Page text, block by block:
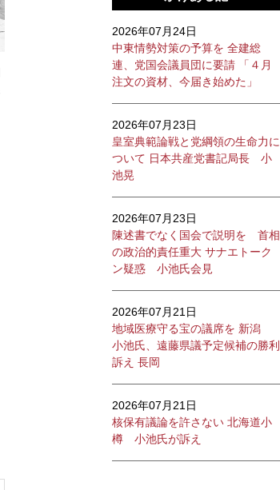
2026年07月24日
中東情勢対策の予算を 全建総
連、党国会議員団に要請 「４月
注文の資材、今届き始めた」
2026年07月23日
皇室典範論戦と党綱領の生命力に
ついて 日本共産党書記局長 小
池晃
2026年07月23日
陳述書でなく国会で説明を 首相
の政治的責任重大 サナエトーク
ン疑惑 小池氏会見
2026年07月21日
地域医療守る宝の議席を 新潟
小池氏、遠藤県議予定候補の勝利
訴え 長岡
2026年07月21日
核保有議論を許さない 北海道小
樽 小池氏が訴え